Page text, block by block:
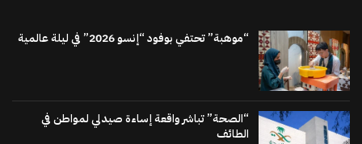
“موهبة” تحتفي بوفود “إنسو 2026” في ليلة عالمية
“الصحة” تباشر واقعة إساءة صيدلي لمواطن في
الطائف